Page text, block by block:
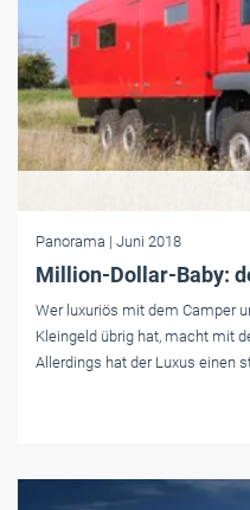
Panorama | Juni 2018
Million-Dollar-Baby:
Wer luxuriös mit dem Camper
Kleingeld übrig hat, macht mit
Allerdings hat der Luxus einen